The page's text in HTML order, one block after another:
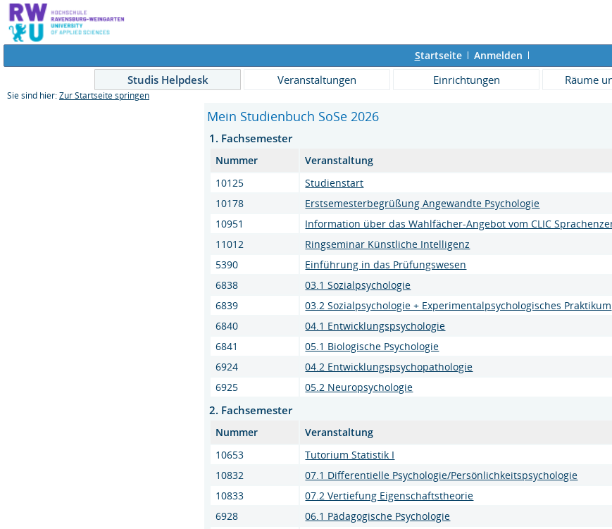
Startseite Anmelden
Studis Helpdesk Veranstaltungen Einrichtungen Räume
Sie sind hier: Zur Startseite springen
Mein Studienbuch SoSe 2026
1. Fachsemester
Nummer Veranstaltung
10125
Studienstart
10178
Erstsemesterbegrüßung Angewandte Psychologie
10951
Information über das Wahlfächer-Angebot vom CLIC
11012
Ringseminar Künstliche Intelligenz
5390
Einführung in das Prüfungswesen
6838
03.1 Sozialpsychologie
6839
03.2 Sozialpsychologie + Experimentalpsychologisches Praktikum
6840
04.1 Entwicklungspsychologie
6841
05.1 Biologische Psychologie
6924
04.2 Entwicklungspsychopathologie
6925
05.2 Neuropsychologie
2. Fachsemester
Nummer Veranstaltung
10653
Tutorium Statistik I
10832
07.1 Differentielle Psychologie/Persönlichkeitspsychologie
10833
07.2 Vertiefung Eigenschaftstheorie
6928
06.1 Pädagogische Psychologie